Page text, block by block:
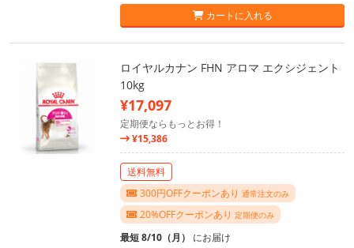
カートに入れる
ロイヤルカナン FHN アロマ エクシジェント
10kg
¥17,097
定期便ならもっとお得！
¥15,386
送料無料
300円OFFクーポンあり 通常注文のみ
20%OFFクーポンあり 定期便のみ
最短 8/10（月） にお届け